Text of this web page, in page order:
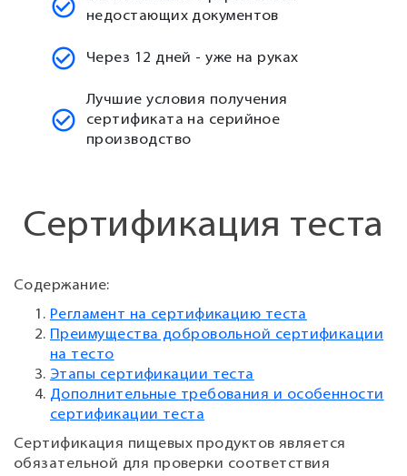
недостающих документов
Через 12 дней - уже на руках
Лучшие условия получения
сертификата на серийное
производство
Сертификация теста
Содержание:
Регламент на сертификацию теста
Преимущества добровольной сертификации
на тесто
Этапы сертификации теста
Дополнительные требования и особенности
сертификации теста
Сертификация пищевых продуктов является
обязательной для проверки соответствия